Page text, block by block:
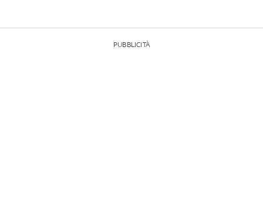
PUBBLICITÀ